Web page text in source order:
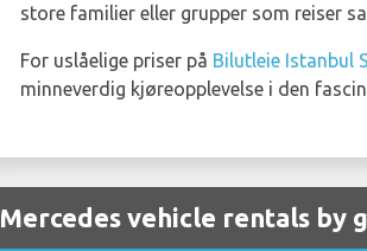
store familier eller grupper som reiser
For uslåelige priser på Bilutleie Istanbul
minneverdig kjøreopplevelse i den
Mercedes vehicle rentals by